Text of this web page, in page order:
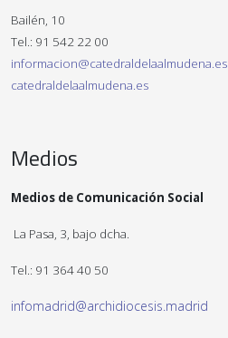
Bailén, 10
Tel.: 91 542 22 00
informacion@catedraldelaalmudena.es
catedraldelaalmudena.es
Medios
Medios de Comunicación Social
La Pasa, 3, bajo dcha.
Tel.: 91 364 40 50
infomadrid@archidiocesis.madrid